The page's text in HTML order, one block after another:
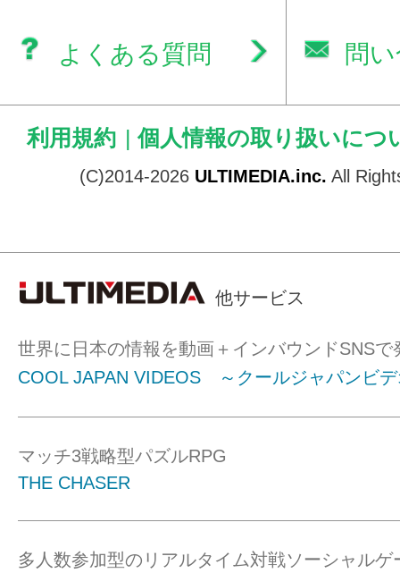
よくある質問 問
利用規約 | 個人情報の取り扱いにつ
(C)2014-2026 ULTIMEDIA.inc. All
他サービス
世界に日本の情報を動画＋インバウンドSNSで
COOL JAPAN VIDEOS ～クールジャパンビ
マッチ3戦略型パズルRPG
THE CHASER
多人数参加型のリアルタイム対戦ソーシャルゲ